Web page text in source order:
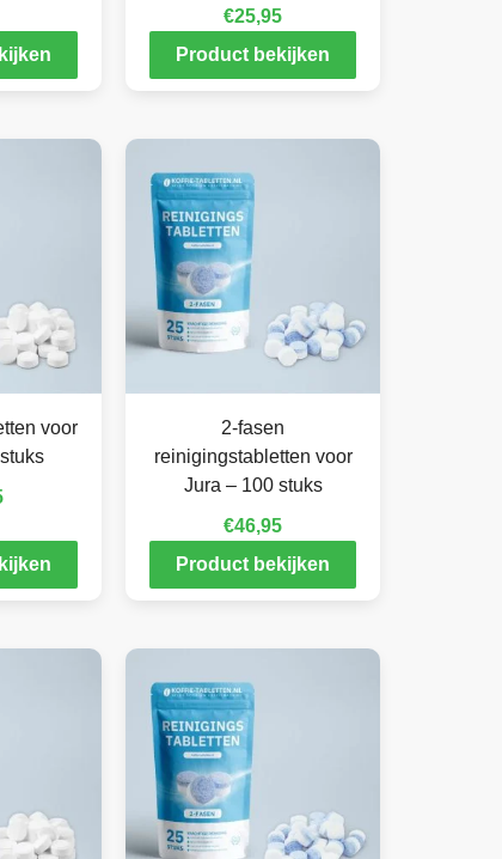
€25,95
Product bekijken
voor
2-fasen
reinigingstabletten voor
Jura – 100 stuks
€46,95
Product bekijken